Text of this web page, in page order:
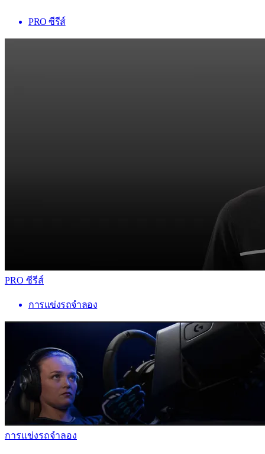
PRO ซีรีส์
PRO ซีรีส์
การแข่งรถจำลอง
การแข่งรถจำลอง